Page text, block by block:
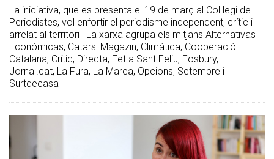
La iniciativa, que es presenta el 19 de març al Col·legi de
Periodistes, vol enfortir el periodisme independent, crític i
arrelat al territori | La xarxa agrupa els mitjans Alternativas
Económicas, Catarsi Magazin, Climática, Cooperació
Catalana, Crític, Directa, Fet a Sant Feliu, Fosbury,
Jornal.cat, La Fura, La Marea, Opcions, Setembre i
Surtdecasa